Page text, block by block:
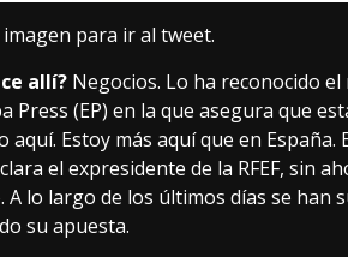
imagen para ir al tweet.
allí? Negocios. Lo ha reconocido
Press (EP) en la que asegura que
aquí. Estoy más aquí que en
el expresidente de la RFEF, sin
A lo largo de los últimos días se
su apuesta.